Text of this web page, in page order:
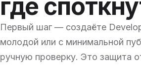
где
Первый шаг — создаёте
молодой или с минимальной
ручную проверку. Это защита